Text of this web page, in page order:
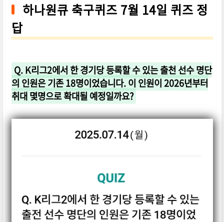
하나원큐 축구퀴즈 7월 14일 퀴즈 정
답
Q. K리그2에서 한 경기당 등록할 수 있는 출천 선수 명단
의 인원은 기존 18명이었습니다. 이 인원이 2026년부터
취대 몇명으로 확대될 예정일까요?